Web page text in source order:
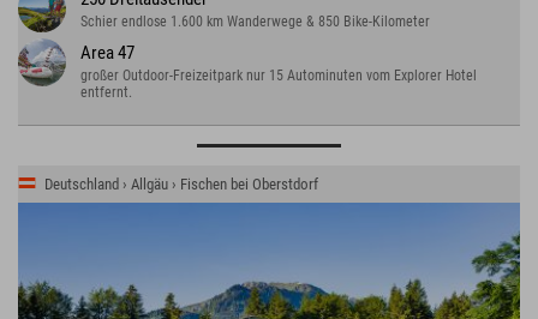
Schier endlose 1.600 km Wanderwege & 850 Bike-Kilometer
Area 47
großer Outdoor-Freizeitpark nur 15 Autominuten vom Explorer Hotel
entfernt.
Deutschland › Allgäu › Fischen bei Oberstdorf